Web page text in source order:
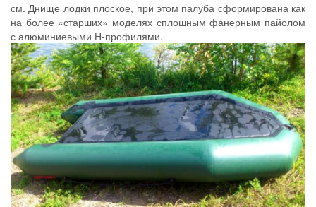
см. Днище лодки плоское, при этом палуба сформирована как
на более «старших» моделях сплошным фанерным пайолом
с алюминиевыми Н-профилями.